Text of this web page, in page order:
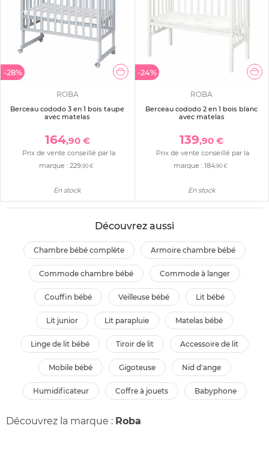
-28%
ROBA
Berceau cododo 3 en 1 bois taupe
avec matelas
164,90 €
Prix de vente conseillé par la
marque : 229 ,90 €
En stock
-24%
ROBA
Berceau cododo 2 en 1 bois blanc
avec matelas
139,90 €
Prix de vente conseillé par la
marque : 184,90 €
En stock
Découvrez aussi
chambre bébé complète armoire chambre bébé
commode chambre bébé commode à langer
couffin bébé veilleuse bébé lit bébé
lit junior lit parapluie matelas bébé
linge de lit bébé tiroir de lit accessoire de lit
mobile bébé gigoteuse nid d'ange
humidificateur coffre à jouets babyphone
Découvrez la marque : Roba